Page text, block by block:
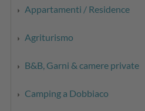
Appartamenti / Residence
Agriturismo
B&B, Garni & camere private
Camping a Dobbiaco